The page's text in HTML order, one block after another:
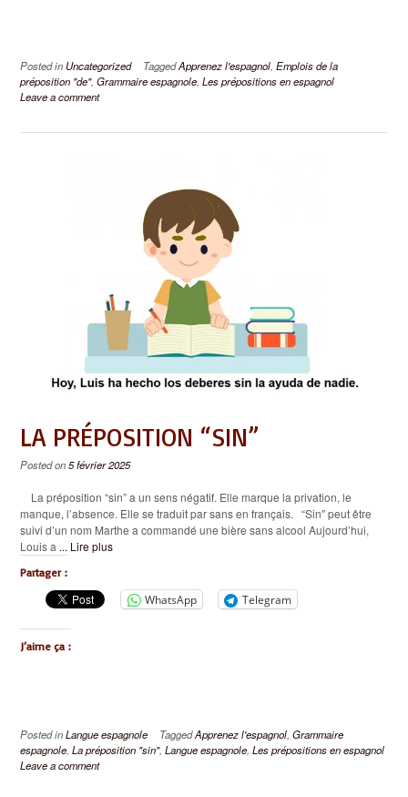
Posted inUncategorized TaggedApprenez l'espagnol, Emplois de la
préposition "de", Grammaire espagnole, Les prépositions en espagnol
Leave a comment
LA PRÉPOSITION “SIN”
Posted on5 février 2025
La préposition “sin” a un sens négatif. Elle marque la privation, le
manque, l’absence. Elle se traduit par sans en français. “Sin″ peut être
suivi d’un nom Marthe a commandé une bière sans alcool Aujourd’hui,
Louis a ... Lire plus
Partager :
WhatsApp Telegram
J’aime ça :
Posted inLangue espagnole TaggedApprenez l'espagnol, Grammaire
espagnole, La préposition "sin", Langue espagnole, Les prépositions en espagnol
Leave a comment